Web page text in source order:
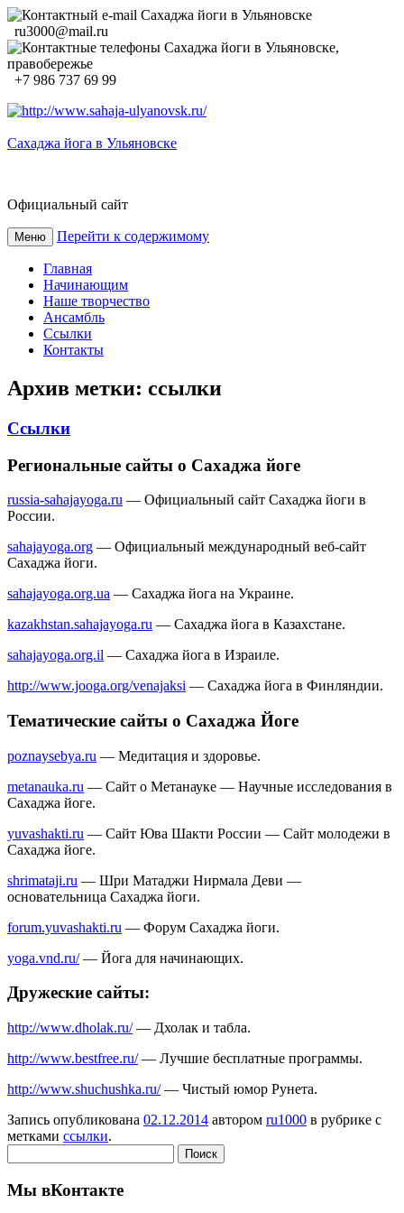
ru3000@mail.ru
+7 986 737 69 99
Сахаджа йога в Ульяновске
Официальный сайт
Меню Перейти к содержимому
Главная
Начинающим
Наше творчество
Ансамбль
Ссылки
Контакты
Архив метки: ссылки
Ссылки
Региональные сайты о Сахаджа йоге
russia-sahajayoga.ru — Официальный сайт Сахаджа йоги в
России.
sahajayoga.org — Официальный международный веб-сайт
Сахаджа йоги.
sahajayoga.org.ua — Сахаджа йога на Украине.
kazakhstan.sahajayoga.ru — Сахаджа йога в Казахстане.
sahajayoga.org.il — Сахаджа йога в Израиле.
http://www.jooga.org/venajaksi — Сахаджа йога в Финляндии.
Тематические сайты о Сахаджа Йоге
poznaysebya.ru — Медитация и здоровье.
metanauka.ru — Сайт о Метанауке — Научные исследования в
Сахаджа йоге.
yuvashakti.ru — Сайт Юва Шакти России — Сайт молодежи в
Сахаджа йоге.
shrimataji.ru — Шри Матаджи Нирмала Деви —
основательница Сахаджа йоги.
forum.yuvashakti.ru — Форум Сахаджа йоги.
yoga.vnd.ru/— Йога для начинающих.
Дружеские сайты:
http://www.dholak.ru/— Дхолак и табла.
http://www.bestfree.ru/— Лучшие бесплатные программы.
http://www.shuchushka.ru/— Чистый юмор Рунета.
Запись опубликована 02.12.2014 автором ru1000 в рубрике с
метками ссылки.
Мы вКонтакте